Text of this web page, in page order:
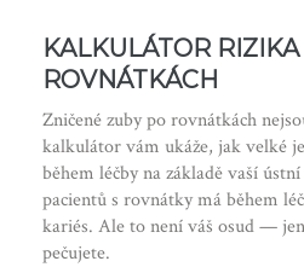
KALKULÁTOR
ROVNÁTKÁCH
Zničené zuby po rovnátkách
kalkulátor vám ukáže, jak velké
během léčby na základě vaší
pacientů s rovnátky má během
kariés. Ale to není váš osud —
pečujete.